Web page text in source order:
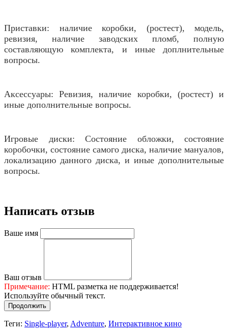
Приставки: наличие коробки, (ростест), модель,
ревизия, наличие заводских пломб, полную
составляющую комплекта, и иные доплнительные
вопросы.
Аксессуары: Ревизия, наличие коробки, (ростест) и
иные дополнительные вопросы.
Игровые диски: Состояние обложки, состояние
коробочки, состояние самого диска, наличие мануалов,
локализацию данного диска, и иные дополнительные
вопросы.
Написать отзыв
Ваше имя
Ваш отзыв
Примечание: HTML разметка не поддерживается!
Используйте обычный текст.
Продолжить
Теги: Single-player, Adventure, Интерактивное кино